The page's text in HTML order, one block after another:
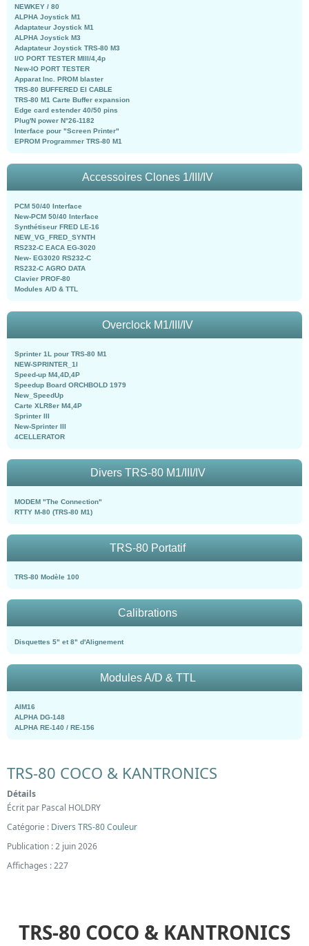
NEWKEY / 80
ALPHA Joystick M1
Adaptateur Joystick M1
ALPHA Joystick M3
Adaptateur Joystick TRS-80 M3
I/O PORT TESTER MIII/4,4p
New-IO PORT TESTER
Apparat Inc. PROM blaster
TRS-80 BUFFERED EI CABLE
TRS-80 M1 Carte Buffer expansion
Edge card estender 40/50 pins
Plug'N power N°26-1182
Interface pour "Screen Printer"
EPROM Programmer TRS-80 M1
Accessoires Clones 1/III/IV
PCM 50/40 Interface
New-PCM 50/40 Interface
Synthétiseur FRED LE-16
NEW_VG_FRED_SYNTH
RS232-C EACA EG-3020
New- EG3020 RS232-C
RS232-C AGRO DATA
Clavier PROF-80
Modules A/D & TTL
Overclock M1/III/IV
Sprinter 1L pour TRS-80 M1
NEW-SPRINTER_1l
Speed-up M4,4D,4P
Speedup Board ORCHBOLD 1979
New_SpeedUp
Carte XLR8er M4,4P
Sprinter III
New-Sprinter III
4CELLERATOR
Divers TRS-80 M1/III/IV
MODEM "The Connection"
RTTY M-80 (TRS-80 M1)
TRS-80 Portatif
TRS-80 Modèle 100
Calibrations
Disquettes 5" et 8" d'Alignement
Modules A/D & TTL
AIM16
ALPHA DG-148
ALPHA RE-140 / RE-156
TRS-80 COCO & KANTRONICS
Détails
Écrit par Pascal HOLDRY
Catégorie : Divers TRS-80 Couleur
Publication : 2 juin 2026
Affichages : 227
TRS-80 COCO & KANTRONICS